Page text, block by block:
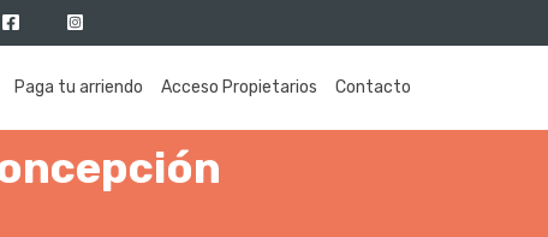
Paga tu arriendo Acceso Propietarios Contacto